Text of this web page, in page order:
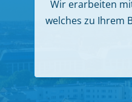
Wir erarbeiten
welches zu Ihrem